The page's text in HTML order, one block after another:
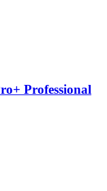
Professional